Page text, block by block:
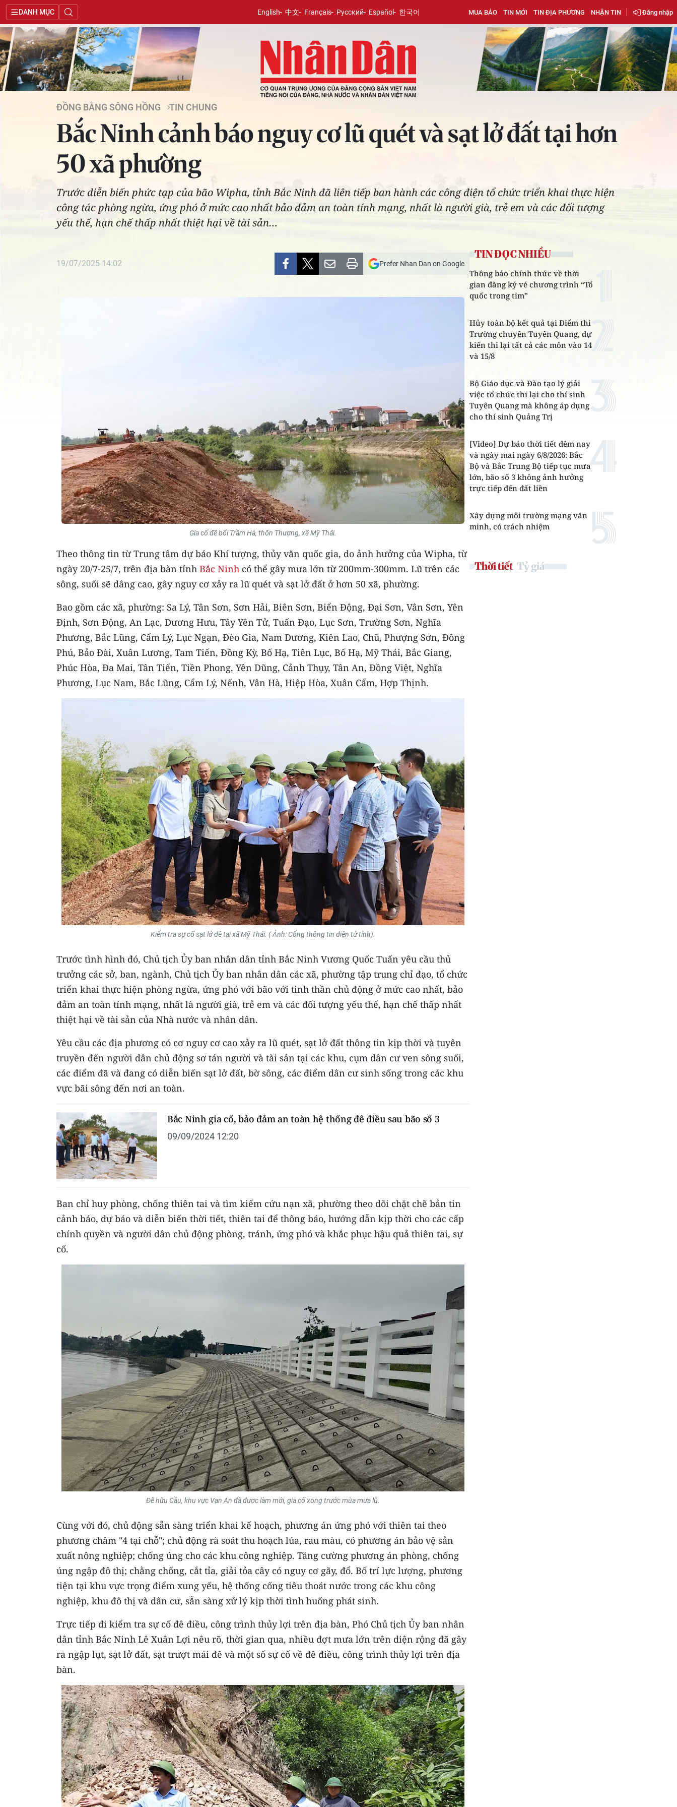
DANH MỤC English 中文 Français Русский Español 한국어 MUA BÁO TIN MỚI TIN ĐỊA PHƯƠNG NHẬN TIN Đăng nhập
ĐỒNG BẰNG SÔNG HỒNG TIN CHUNG
Bắc Ninh cảnh báo nguy cơ lũ quét và sạt lở đất tại hơn
50 xã phường
Trước diễn biến phức tạp của bão Wipha, tỉnh Bắc Ninh đã liên tiếp ban hành các công điện tổ chức triển khai thực hiện
công tác phòng ngừa, ứng phó ở mức cao nhất bảo đảm an toàn tính mạng, nhất là người già, trẻ em và các đối tượng
yếu thế, hạn chế thấp nhất thiệt hại về tài sản…
19/07/2025 14:02 Prefer Nhan Dan on Google
Gia cố đê bối Trầm Hà, thôn Thượng, xã Mỹ Thái.
Theo thông tin từ Trung tâm dự báo Khí tượng, thủy văn quốc gia, do ảnh hưởng của Wipha, từ
ngày 20/7-25/7, trên địa bàn tỉnh Bắc Ninh có thể gây mưa lớn từ 200mm-300mm. Lũ trên các
sông, suối sẽ dâng cao, gây nguy cơ xảy ra lũ quét và sạt lở đất ở hơn 50 xã, phường.
Bao gồm các xã, phường: Sa Lý, Tân Sơn, Sơn Hải, Biên Sơn, Biển Động, Đại Sơn, Vân Sơn, Yên
Định, Sơn Động, An Lạc, Dương Hưu, Tây Yên Tử, Tuấn Đạo, Lục Sơn, Trường Sơn, Nghĩa
Phương, Bắc Lũng, Cẩm Lý, Lục Ngạn, Đèo Gia, Nam Dương, Kiên Lao, Chũ, Phượng Sơn, Đông
Phú, Bảo Đài, Xuân Lương, Tam Tiến, Đồng Kỳ, Bố Hạ, Tiên Lục, Bố Hạ, Mỹ Thái, Bắc Giang,
Phúc Hòa, Đa Mai, Tân Tiến, Tiền Phong, Yên Dũng, Cảnh Thụy, Tân An, Đồng Việt, Nghĩa
Phương, Lục Nam, Bắc Lũng, Cẩm Lý, Nếnh, Vân Hà, Hiệp Hòa, Xuân Cẩm, Hợp Thịnh.
Kiểm tra sự cố sạt lở đê tại xã Mỹ Thái. ( Ảnh: Cổng thông tin điện tử tỉnh).
Trước tình hình đó, Chủ tịch Ủy ban nhân dân tỉnh Bắc Ninh Vương Quốc Tuấn yêu cầu thủ
trưởng các sở, ban, ngành, Chủ tịch Ủy ban nhân dân các xã, phường tập trung chỉ đạo, tổ chức
triển khai thực hiện phòng ngừa, ứng phó với bão với tinh thần chủ động ở mức cao nhất, bảo
đảm an toàn tính mạng, nhất là người già, trẻ em và các đối tượng yếu thế, hạn chế thấp nhất
thiệt hại về tài sản của Nhà nước và nhân dân.
Yêu cầu các địa phương có cơ nguy cơ cao xảy ra lũ quét, sạt lở đất thông tin kịp thời và tuyên
truyền đến người dân chủ động sơ tán người và tài sản tại các khu, cụm dân cư ven sông suối,
các điểm đã và đang có diễn biến sạt lở đất, bờ sông, các điểm dân cư sinh sống trong các khu
vực bãi sông đến nơi an toàn.
Bắc Ninh gia cố, bảo đảm an toàn hệ thống đê điều sau bão số 3
09/09/2024 12:20
Ban chỉ huy phòng, chống thiên tai và tìm kiếm cứu nạn xã, phường theo dõi chặt chẽ bản tin
cảnh báo, dự báo và diễn biến thời tiết, thiên tai để thông báo, hướng dẫn kịp thời cho các cấp
chính quyền và người dân chủ động phòng, tránh, ứng phó và khắc phục hậu quả thiên tai, sự
cố.
Đê hữu Cầu, khu vực Vạn An đã được làm mới, gia cố xong trước mùa mưa lũ.
Cùng với đó, chủ động sẵn sàng triển khai kế hoạch, phương án ứng phó với thiên tai theo
phương châm "4 tại chỗ"; chủ động rà soát thu hoạch lúa, rau màu, có phương án bảo vệ sản
xuất nông nghiệp; chống úng cho các khu công nghiệp. Tăng cường phương án phòng, chống
úng ngập đô thị; chằng chống, cắt tỉa, giải tỏa cây có nguy cơ gãy, đổ. Bố trí lực lượng, phương
tiện tại khu vực trọng điểm xung yếu, hệ thống cống tiêu thoát nước trong các khu công
nghiệp, khu đô thị và dân cư, sẵn sàng xử lý kịp thời tình huống phát sinh.
Trực tiếp đi kiểm tra sự cố đê điều, công trình thủy lợi trên địa bàn, Phó Chủ tịch Ủy ban nhân
dân tỉnh Bắc Ninh Lê Xuân Lợi nêu rõ, thời gian qua, nhiều đợt mưa lớn trên diện rộng đã gây
ra ngập lụt, sạt lở đất, sạt trượt mái đê và một số sự cố về đê điều, công trình thủy lợi trên địa
bàn.
TIN ĐỌC NHIỀU
Thông báo chính thức về thời
gian đăng ký vé chương trình “Tổ
quốc trong tim”
Hủy toàn bộ kết quả tại Điểm thi
Trường chuyên Tuyên Quang, dự
kiến thi lại tất cả các môn vào 14
và 15/8
Bộ Giáo dục và Đào tạo lý giải
việc tổ chức thi lại cho thí sinh
Tuyên Quang mà không áp dụng
cho thí sinh Quảng Trị
[Video] Dự báo thời tiết đêm nay
và ngày mai ngày 6/8/2026: Bắc
Bộ và Bắc Trung Bộ tiếp tục mưa
lớn, bão số 3 không ảnh hưởng
trực tiếp đến đất liền
Xây dựng môi trường mạng văn
minh, có trách nhiệm
Thời tiết Tỷ giá